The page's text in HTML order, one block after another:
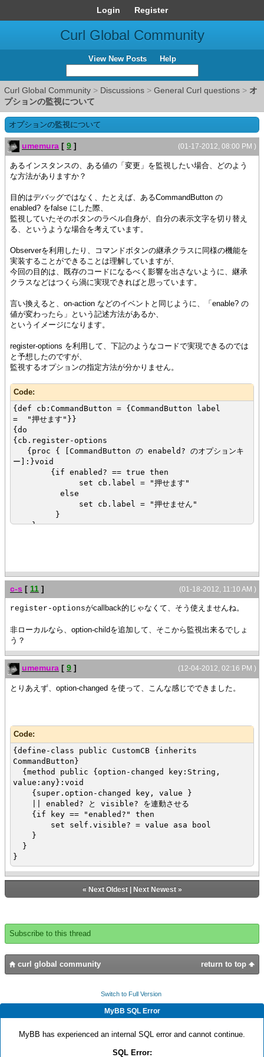
Login Register
Curl Global Community
View New Posts Help
Curl Global Community > Discussions > General Curl questions > オ
プションの監視について
オプションの監視について
(01-17-2012, 08:00 PM )
umemura [ 9 ]
あるインスタンスの、ある値の「変更」を監視したい場合、どのよう
な方法がありますか？
目的はデバッグではなく、たとえば、あるCommandButton の
enabled? をfalse にした際、
監視していたそのボタンのラベル自身が、自分の表示文字を切り替え
る、というような場合を考えています。
Observerを利用したり、コマンドボタンの継承クラスに同様の機能を
実装することができることは理解していますが、
今回の目的は、既存のコードになるべく影響を出さないように、継承
クラスなどはつくら渦に実現できればと思っています。
言い換えると、on-action などのイベントと同じように、「enable? の
値が変わったら」という記述方法があるか、
というイメージになります。
register-options を利用して、下記のようなコードで実現できるのでは
と予想したのですが、
監視するオプションの指定方法が分かりません。
Code:
{def cb:CommandButton = {CommandButton label
= "押せます"}}
{do
{cb.register-options
{proc { [CommandButton の enabeld? のオプションキ
ー]:}void
{if enabled? == true then
set cb.label = "押せます"
else
set cb.label = "押せません"
}
}
{on ValueChanged at chb:CheckButton do
set cb.enabled? = chb.value
}
}
(01-18-2012, 11:10 AM )
c-s [ 11 ]
register-optionsがcallback的じゃなくて、そう使えませんね。
非ローカルなら、option-childを追加して、そこから監視出来るでしょ
う？
(12-04-2012, 02:16 PM )
umemura [ 9 ]
とりあえず、option-changed を使って、こんな感じでできました。
Code:
{define-class public CustomCB {inherits
CommandButton}
{method public {option-changed key:String,
value:any}:void
{super.option-changed key, value }
|| enabled? と visible? を連動させる
{if key == "enabled?" then
set self.visible? = value asa bool
}
}
}
{let ccb:CustomCB = {CustomCB}}
オプション enabled? の値に応じて visible? も設定される
value = true,
{on ValueChanged at chkb:CheckButton do
}
}
« Next Oldest| Next Newest»
Subscribe to this thread
return to top
curl global community
Switch to Full Version
MyBB SQL Error
MyBB has experienced an internal SQL error and cannot continue.
SQL Error: